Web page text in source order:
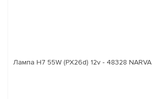
Лампа H7 55W (PX26d) 12v - 48328 NARVA